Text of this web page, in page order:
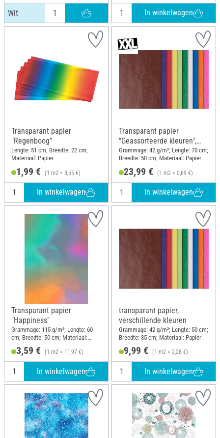
Wit In winkelwagen
Transparant papier
"Regenboog"
Lengte: 51 cm; Breedte: 22 cm;
Materiaal: Papier
1,99 € (1 m2 = 3,55 €)
In winkelwagen
Transparant papier
"Geassorteerde kleuren",
100 vellen
Grammage: 42 g/m²; Lengte: 70 cm;
Breedte: 50 cm; Materiaal: Papier
23,99 € (1 m2 = 0,69 €)
In winkelwagen
Transparant papier
"Happiness"
Grammage: 115 g/m²; Lengte: 60
cm; Breedte: 50 cm; Materiaal:
Papier
3,59 € (1 m2 = 11,97 €)
In winkelwagen
transparant papier,
verschillende kleuren
Grammage: 42 g/m²; Lengte: 50 cm;
Breedte: 35 cm; Materiaal: Papier
9,99 € (1 m2 = 2,28 €)
In winkelwagen